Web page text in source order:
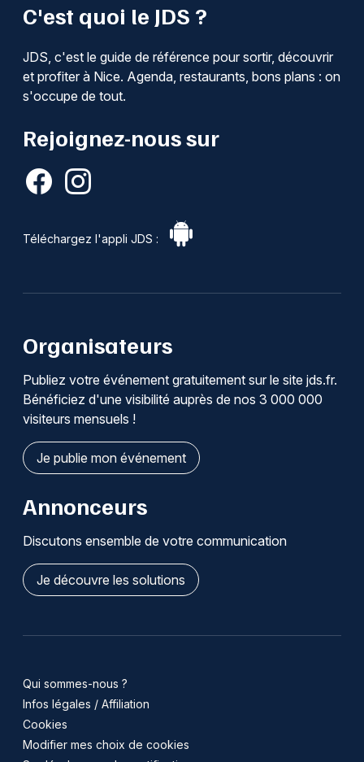
C'est quoi le JDS ?
JDS, c'est le guide de référence pour sortir, découvrir
et profiter à Nice. Agenda, restaurants, bons plans : on
s'occupe de tout.
Rejoignez-nous sur
Téléchargez l'appli JDS :
Organisateurs
Publiez votre événement gratuitement sur le site jds.fr.
Bénéficiez d'une visibilité auprès de nos 3 000 000
visiteurs mensuels !
Je publie mon événement
Annonceurs
Discutons ensemble de votre communication
Je découvre les solutions
Qui sommes-nous ?
Infos légales / Affiliation
Cookies
Modifier mes choix de cookies